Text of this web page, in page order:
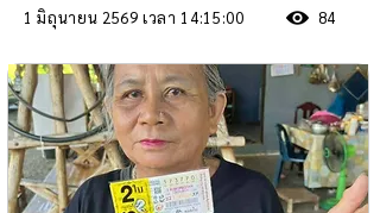
1 มิถุนายน 2569 เวลา 14:15:00 84